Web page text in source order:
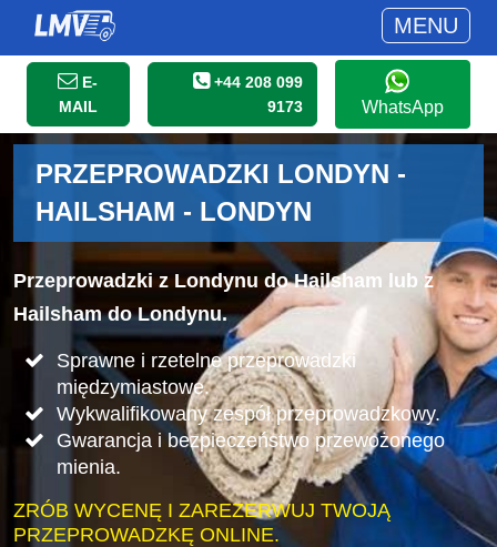
MENU
E-
MAIL
+44 208 099
9173
WhatsApp
PRZEPROWADZKI LONDYN -
HAILSHAM - LONDYN
Przeprowadzki z Londynu do Hailsham lub z
Hailsham do Londynu.
Sprawne i rzetelne przeprowadzki
międzymiastowe.
Wykwalifikowany zespół przeprowadzkowy.
Gwarancja i bezpieczeństwo przewożonego
mienia.
ZRÓB WYCENĘ I ZAREZERWUJ TWOJĄ
PRZEPROWADZKĘ ONLINE.